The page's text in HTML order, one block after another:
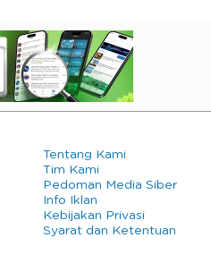
Tentang Kami
Tim Kami
Pedoman Media Siber
Info Iklan
Kebijakan Privasi
Syarat dan Ketentuan